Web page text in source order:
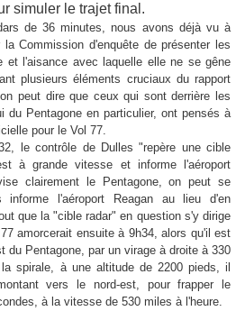
simuler le trajet final.
de 36 minutes, nous avons déjà vu à
Commission d'enquête de présenter les
et l'aisance avec laquelle elle ne se gêne
plusieurs éléments cruciaux du rapport
peut dire que ceux qui sont derrière les
du Pentagone en particulier, ont pensés à
pour le Vol 77.
le contrôle de Dulles "repère une cible
à grande vitesse et informe l'aéroport
clairement le Pentagone, on peut se
informe l'aéroport Reagan au lieu d'en
que la "cible radar" en question s'y dirige
amorcerait ensuite à 9h34, alors qu'il est
du Pentagone, par un virage à droite à 330
spirale, à une altitude de 2200 pieds, il
vers le nord-est, pour frapper le
à la vitesse de 530 miles à l'heure.